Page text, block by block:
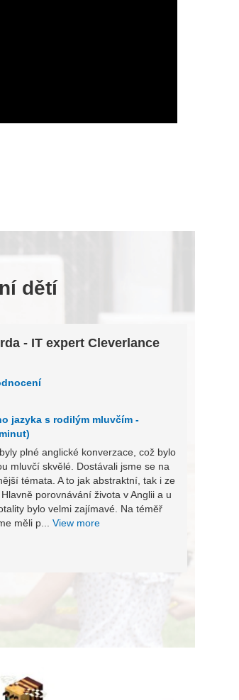
dětí
- IT expert Cleverlance
jazyka s rodilým mluvčím -
plné anglické konverzace, což bylo
mluvčí skvělé. Dostávali jsme se na
témata. A to jak abstraktní, tak i ze
porovnávání života v Anglii a u
bylo velmi zajímavé. Na téměř
měli p...View more